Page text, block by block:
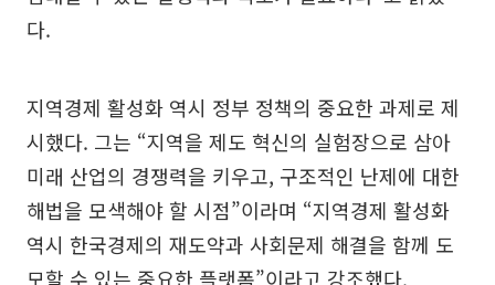
다.
지역경제 활성화 역시 정부 정책의 중요한 과제로 제
시했다. 그는 “지역을 제도 혁신의 실험장으로 삼아
미래 산업의 경쟁력을 키우고, 구조적인 난제에 대한
해법을 모색해야 할 시점”이라며 “지역경제 활성화
역시 한국경제의 재도약과 사회문제 해결을 함께 도
모할 수 있는 중요한 플랫폼”이라고 강조했다.